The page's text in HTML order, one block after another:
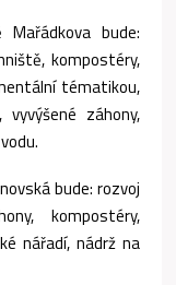
bude:
kompostéry,
tématikou,
záhony,
bude: rozvoj
kompostéry,
nářadí, nádrž na